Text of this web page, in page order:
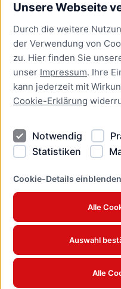
Unsere Webseite
Durch die weitere
der Verwendung von
zu. Hier finden Sie
unser Impressum. Ihre
kann jederzeit mit
Cookie-Erklärung
Notwendig
Statistiken
Cookie-Details einblenden
Alle
Auswahl
Alle
Bürgerservice
Presse
Newsletter Lübeck:kompakt
Kontakt
Kontakt
Datenschutzhinweise
Barrierefreiheit
Cookie Erklärung
www.luebeck.de